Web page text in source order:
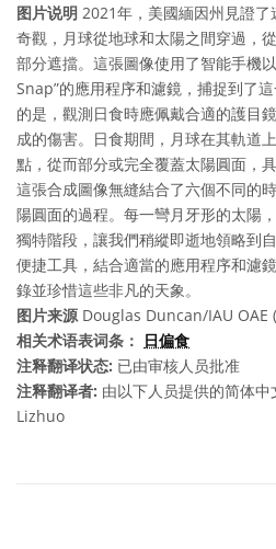
图片说明 2021年，美國緬因州見證
奇觀，月球從地球和太陽之間穿過，
部分遮擋。這張圖像使用了智能手機
Snap”的應用程序和濾鏡，捕捉到了
的是，觀測日食時應佩戴合適的護目
成的傷害。日食期間，月球在其軌道
點，從而部分或完全覆蓋太陽圓面，
這張合成圖像無縫結合了六個不同的
陽圓面的過程。每一彎月牙形的太陽
獨特階段，讓我們稍縱即逝地領略到
便捷工具，結合適當的應用程序和濾
錄並珍惜這些非凡的天象。
图片来源Douglas Duncan/IAU OAE
相关术语表词条： 日偏食
注释翻译状态: 已由审核人员批准
注释翻译者: 由以下人员提供的简体
Lizhuo